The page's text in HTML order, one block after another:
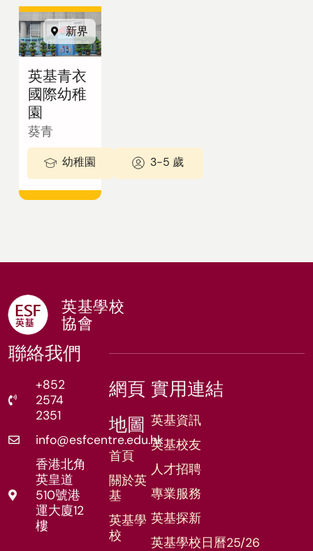
新界
英基青衣
國際幼稚
園
葵青
幼稚園 3-5 歲
英基學校
協會
聯絡我們
+852
2574
2351
info@esfcentre.edu.hk
香港北角
英皇道
510號港
運大廈12
樓
網頁
地圖
首頁
關於英
基
英基學
校
實用連結
英基資訊
英基校友
人才招聘
專業服務
英基探新
英基學校日曆25/26